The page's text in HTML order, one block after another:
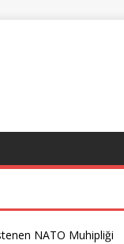
NATO Muhipliği